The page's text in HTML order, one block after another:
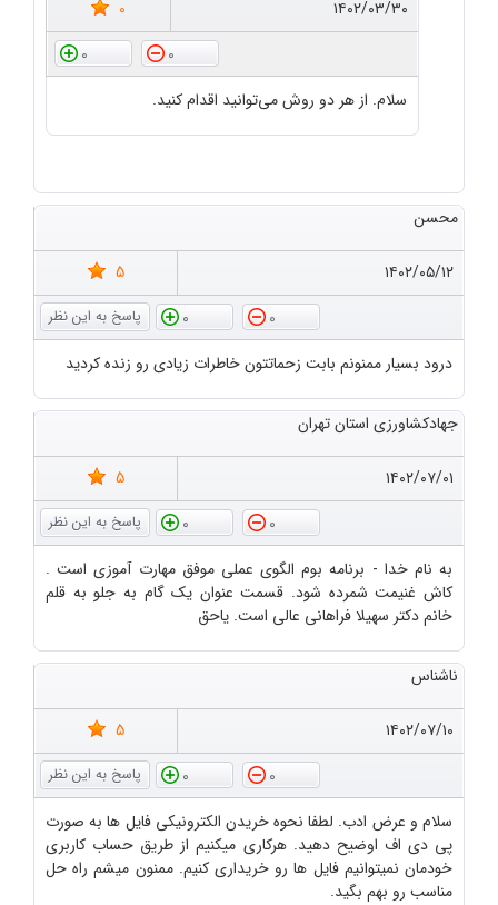
۱۴۰۲/۰۳/۳۰
0
0
0
سلام. از هر دو روش می‌توانید اقدام کنید.
محسن
۱۴۰۲/۰۵/۱۲
5
0
0
درود بسیار ممنونم بابت زحماتتون خاطرات زیادی رو زنده کردید
جهادکشاورزی استان تهران
۱۴۰۲/۰۷/۰۱
5
0
0
به نام خدا - برنامه بوم الگوی عملی موفق مهارت آموزی است .
کاش غنیمت شمرده شود. قسمت عنوان یک گام به جلو به قلم
خانم دکتر سهیلا فراهانی عالی است. یاحق
ناشناس
۱۴۰۲/۰۷/۱۰
5
0
0
سلام و عرض ادب. لطفا نحوه خریدن الکترونیکی فایل ها به صورت
پی دی اف اوضیح دهید. هرکاری میکنیم از طریق حساب کاربری
خودمان نمیتوانیم فایل ها رو خریداری کنیم. ممنون میشم راه حل
مناسب رو بهم بگید.